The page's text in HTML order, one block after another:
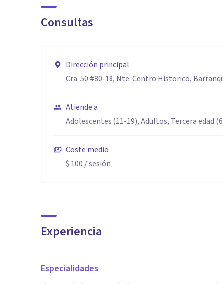
Consultas
Dirección principal
Cra. 50 #80-18, Nte. Centro Historico,
Atiende a
Adolescentes (11-19), Adultos, Tercera edad
Coste medio
$ 100 / sesión
Experiencia
Especialidades